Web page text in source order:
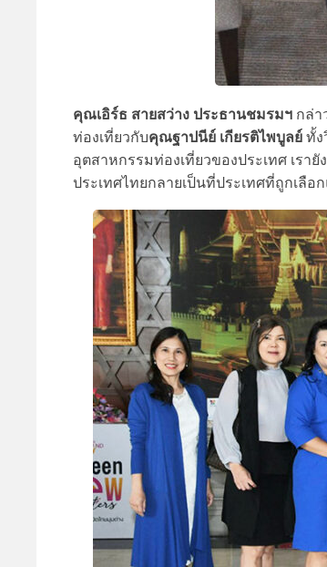
คุณเอิร์ธ สายสว่าง ประธานชมรมฯ กล่า
ท่องเที่ยวกับคุณฐาปนีย์ เกียรติไพบูลย์ทั้ง
อุตสาหกรรมท่องเที่ยวของประเทศ เรา
ประเทศไทยกลายเป็นที่ประเทศที่ถูกเลื